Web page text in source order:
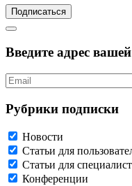
Подписаться
Введите адрес
Рубрики подписки
Новости
Статьи для
Статьи для
Конференции